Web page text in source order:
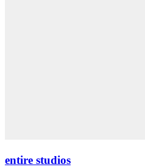
entire studios